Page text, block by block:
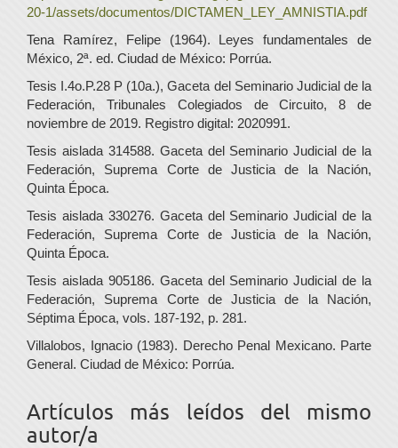
20-1/assets/documentos/DICTAMEN_LEY_AMNISTIA.pdf
Tena Ramírez, Felipe (1964). Leyes fundamentales de
México, 2ª. ed. Ciudad de México: Porrúa.
Tesis I.4o.P.28 P (10a.), Gaceta del Seminario Judicial de la
Federación, Tribunales Colegiados de Circuito, 8 de
noviembre de 2019. Registro digital: 2020991.
Tesis aislada 314588. Gaceta del Seminario Judicial de la
Federación, Suprema Corte de Justicia de la Nación,
Quinta Época.
Tesis aislada 330276. Gaceta del Seminario Judicial de la
Federación, Suprema Corte de Justicia de la Nación,
Quinta Época.
Tesis aislada 905186. Gaceta del Seminario Judicial de la
Federación, Suprema Corte de Justicia de la Nación,
Séptima Época, vols. 187-192, p. 281.
Villalobos, Ignacio (1983). Derecho Penal Mexicano. Parte
General. Ciudad de México: Porrúa.
Artículos más leídos del mismo
autor/a